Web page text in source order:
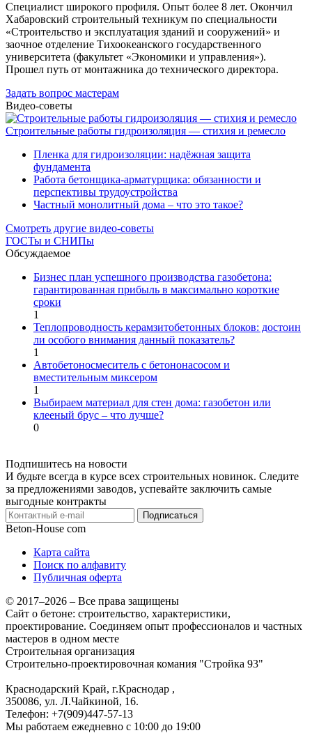
Специалист широкого профиля. Опыт более 8 лет. Окончил
Хабаровский строительный техникум по специальности
«Строительство и эксплуатация зданий и сооружений» и
заочное отделение Тихоокеанского государственного
университета (факультет «Экономики и управления»).
Прошел путь от монтажника до технического директора.
Задать вопрос мастерам
Видео-советы
Строительные работы гидроизоляция — стихия и ремесло
Пленка для гидроизоляции: надёжная защита
фундамента
Работа бетонщика-арматурщика: обязанности и
перспективы трудоустройства
Частный монолитный дома – что это такое?
Смотреть другие видео-советы
ГОСТы и СНИПы
Обсуждаемое
Бизнес план успешного производства газобетона:
гарантированная прибыль в максимально короткие
сроки
1
Теплопроводность керамзитобетонных блоков: достоин
ли особого внимания данный показатель?
1
Автобетоносмеситель с бетононасосом и
вместительным миксером
1
Выбираем материал для стен дома: газобетон или
клееный брус – что лучше?
0
Подпишитесь на новости
И будьте всегда в курсе всех строительных новинок. Следите
за предложениями заводов, успевайте заключить самые
выгодные контракты
Подписаться
Beton-House com
Карта сайта
Поиск по алфавиту
Публичная оферта
© 2017–2026 – Все права защищены
Сайт о бетоне: строительство, характеристики,
проектирование. Соединяем опыт профессионалов и частных
мастеров в одном месте
Строительная организация
Строительно-проектировочная комания "Стройка 93"
Краснодарский Край, г.Краснодар ,
350086, ул. Л.Чайкиной, 16.
Телефон: +7(909)447-57-13
Мы работаем ежедневно с 10:00 до 19:00